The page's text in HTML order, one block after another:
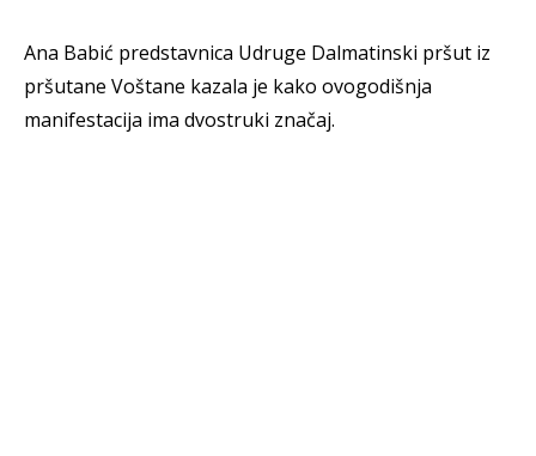
Ana Babić predstavnica Udruge Dalmatinski pršut iz
pršutane Voštane kazala je kako ovogodišnja
manifestacija ima dvostruki značaj.